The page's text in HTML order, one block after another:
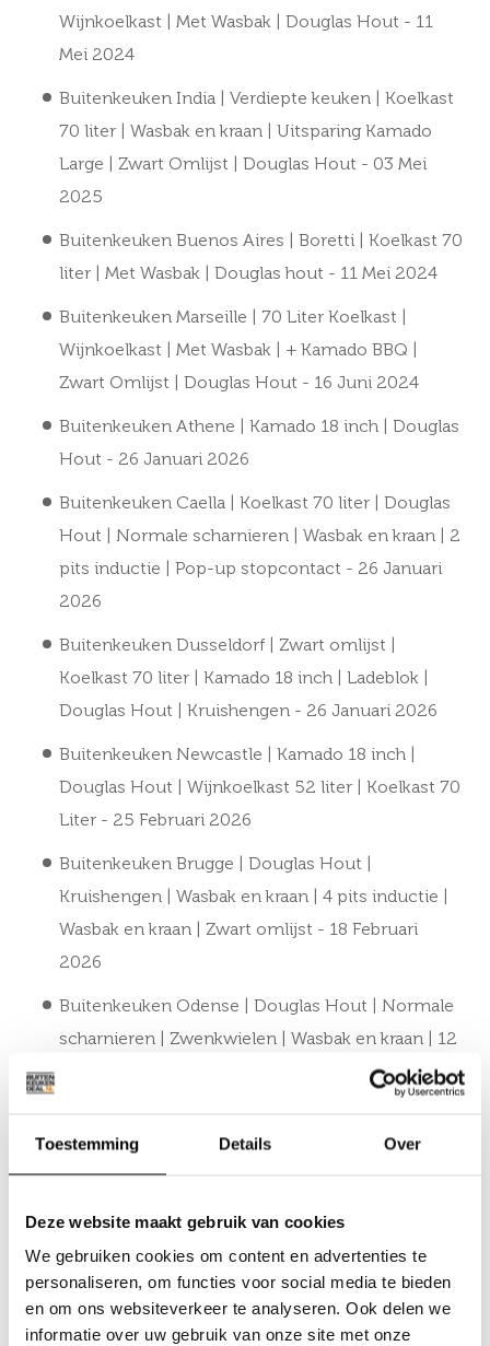
Toestemming Details Over
Deze website maakt gebruik van cookies
We gebruiken cookies om content en advertenties te
personaliseren, om functies voor social media te bieden
en om ons websiteverkeer te analyseren. Ook delen we
informatie over uw gebruik van onze site met onze
Wijnkoelkast | Met Wasbak | Douglas Hout - 11
Mei 2024
Buitenkeuken India | Verdiepte keuken | Koelkast
70 liter | Wasbak en kraan | Uitsparing Kamado
Large | Zwart Omlijst | Douglas Hout - 03 Mei
2025
Buitenkeuken Buenos Aires | Boretti | Koelkast 70
liter | Met Wasbak | Douglas hout - 11 Mei 2024
Buitenkeuken Marseille | 70 Liter Koelkast |
Wijnkoelkast | Met Wasbak | + Kamado BBQ |
Zwart Omlijst | Douglas Hout - 16 Juni 2024
Buitenkeuken Athene | Kamado 18 inch | Douglas
Hout - 26 Januari 2026
Buitenkeuken Caella | Koelkast 70 liter | Douglas
Hout | Normale scharnieren | Wasbak en kraan | 2
pits inductie | Pop-up stopcontact - 26 Januari
2026
Buitenkeuken Dusseldorf | Zwart omlijst |
Koelkast 70 liter | Kamado 18 inch | Ladeblok |
Douglas Hout | Kruishengen - 26 Januari 2026
Buitenkeuken Newcastle | Kamado 18 inch |
Douglas Hout | Wijnkoelkast 52 liter | Koelkast 70
Liter - 25 Februari 2026
Buitenkeuken Brugge | Douglas Hout |
Kruishengen | Wasbak en kraan | 4 pits inductie |
Wasbak en kraan | Zwart omlijst - 18 Februari
2026
Buitenkeuken Odense | Douglas Hout | Normale
scharnieren | Zwenkwielen | Wasbak en kraan | 12
- 13 Februari 2026
Kamado BBQ | Douglas Hout
- 11 Mei 2024
Omlijst | Douglas Hout - 13 Mei 2024
Buitenkeuken Montana | 70 Liter Koelkast | Met
Wasbak | Zwart Omlijst | Douglas Hout - 13 Mei
2024